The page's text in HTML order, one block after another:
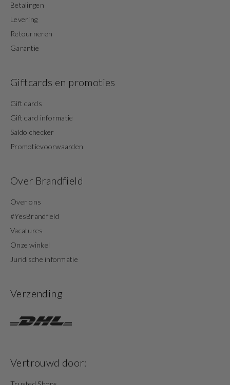
Betalingen
Levering
Retourneren
Garantie
Giftcards en promoties
Gift cards
Gift card informatie
Saldo checker
Promotievoorwaarden
Over Brandfield
Over ons
#YesBrandfield
Vacatures
Onze winkel
Juridische informatie
Verzending
Vertrouwd door: